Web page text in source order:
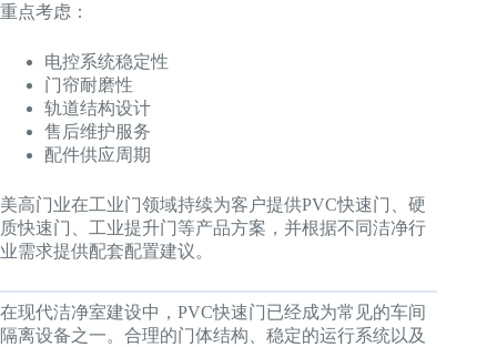
重点考虑：
电控系统稳定性
门帘耐磨性
轨道结构设计
售后维护服务
配件供应周期
美高门业在工业门领域持续为客户提供PVC快速门、硬
质快速门、工业提升门等产品方案，并根据不同洁净行
业需求提供配套配置建议。
在现代洁净室建设中，PVC快速门已经成为常见的车间
隔离设备之一。合理的门体结构、稳定的运行系统以及